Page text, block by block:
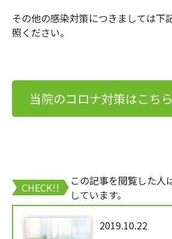
その他の感染対策につきましては下
照ください。
当院のコロナ対策はこちら
CHECK!!
この記事を閲覧した人
しています。
2019.10.22